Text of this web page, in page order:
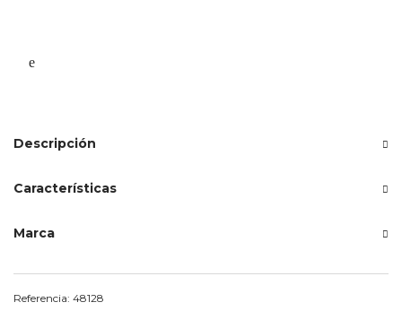
Descripción
Características
Marca
Referencia: 48128